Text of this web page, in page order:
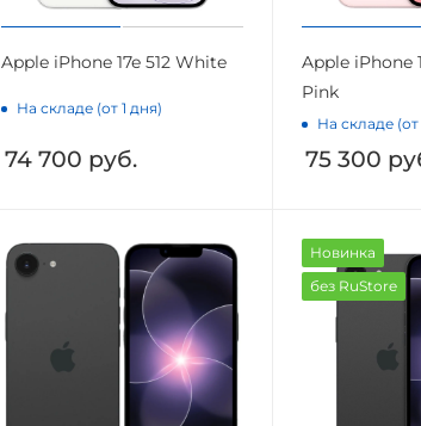
Apple iPhone 17e 512 White
На складе (от 1 дня)
74 700 руб.
Apple iPhone
Pink
На складе (от
75 300
Новинка
без RuStore